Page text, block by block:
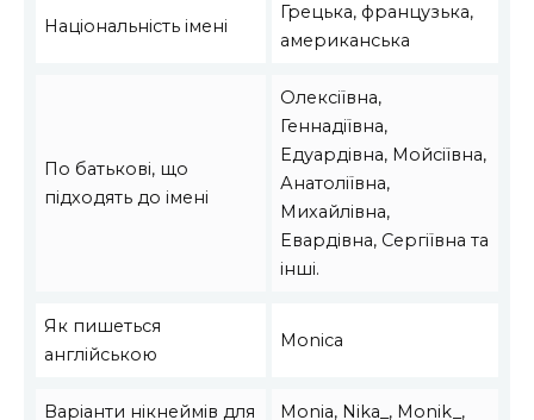
Національність імені
Грецька, французька,
американська
По батькові, що
підходять до імені
Олексіївна,
Геннадіївна,
Едуардівна, Мойсіївна,
Анатоліївна,
Михайлівна,
Евардівна, Сергіївна та
інші.
Як пишеться
англійською
Monica
Варіанти нікнеймів для
Monia, Nika_, Monik_,